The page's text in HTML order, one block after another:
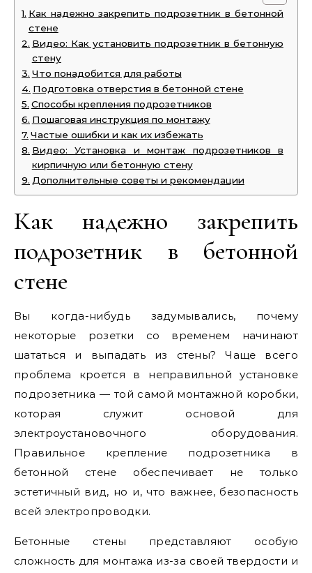
Как надежно закрепить подрозетник в бетонной
стене
Видео: Как установить подрозетник в бетонную
стену
Что понадобится для работы
Подготовка отверстия в бетонной стене
Способы крепления подрозетников
Пошаговая инструкция по монтажу
Частые ошибки и как их избежать
Видео: Установка и монтаж подрозетников в
кирпичную или бетонную стену
Дополнительные советы и рекомендации
Как надежно закрепить
подрозетник в бетонной
стене
Вы когда-нибудь задумывались, почему
некоторые розетки со временем начинают
шататься и выпадать из стены? Чаще всего
проблема кроется в неправильной установке
подрозетника — той самой монтажной коробки,
которая служит основой для
электроустановочного оборудования.
Правильное крепление подрозетника в
бетонной стене обеспечивает не только
эстетичный вид, но и, что важнее, безопасность
всей электропроводки.
Бетонные стены представляют особую
сложность для монтажа из-за своей твердости и